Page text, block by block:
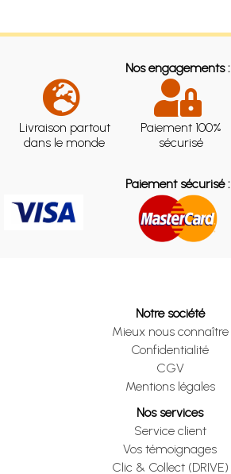
Nos engagements :
Livraison partout
dans le monde
Paiement 100%
sécurisé
Paiement sécurisé :
Notre société
Mieux nous connaître
Confidentialité
CGV
Mentions légales
Nos services
Service client
Vos témoignages
Clic & Collect (DRIVE)